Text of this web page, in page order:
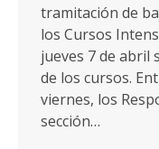
tramitación de
los Cursos
jueves 7 de abril
de los cursos.
viernes, los
sección…